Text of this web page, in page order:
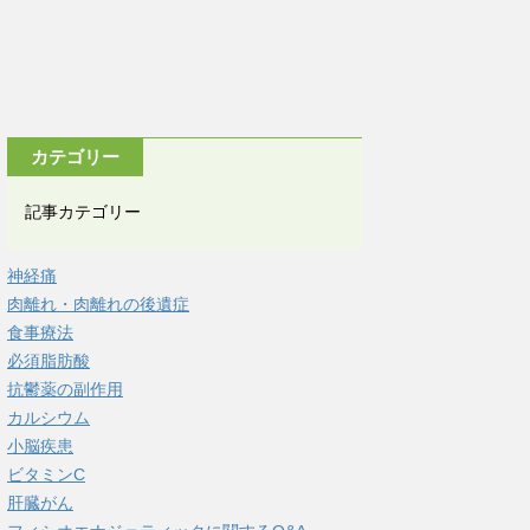
カテゴリー
記事カテゴリー
神経痛
肉離れ・肉離れの後遺症
食事療法
必須脂肪酸
抗鬱薬の副作用
カルシウム
小脳疾患
ビタミンC
肝臓がん